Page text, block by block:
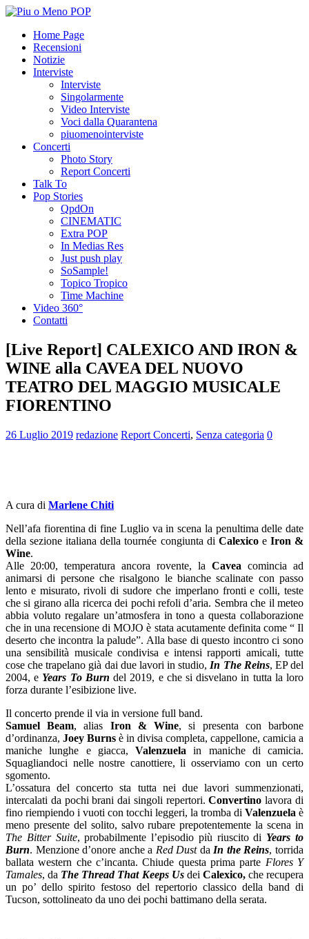
Home Page
Recensioni
Notizie
Interviste
Interviste
Singolarmente
Video Interviste
Voci dalla Quarantena
piuomenointerviste
Concerti
Photo Story
Report Concerti
Talk To
Pop Stories
QpdOn
CINEMATIC
Extra POP
In Medias Res
Just push play
SoSample!
Topico Tropico
Time Machine
Video 360°
Contatti
[Live Report] CALEXICO AND IRON &
WINE alla CAVEA DEL NUOVO
TEATRO DEL MAGGIO MUSICALE
FIORENTINO
26 Luglio 2019 redazione Report Concerti, Senza categoria 0
A cura di Marlene Chiti
Nell’afa fiorentina di fine Luglio va in scena la penultima delle date
della sezione italiana della tournée congiunta di Calexicoe Iron &
Wine.
Alle 20:00, temperatura ancora rovente, la Cavea comincia ad
animarsi di persone che risalgono le bianche scalinate con passo
lento e misurato, rivoli di sudore che imperlano fronti e colli, teste
che si girano alla ricerca dei pochi refoli d’aria. Sembra che il meteo
abbia voluto regalare un’atmosfera in tono a questa collaborazione
che in una recensione di MOJO è stata acutamente definita come “ Il
deserto che incontra la palude”. Alla base di questo incontro ci sono
una sensibilità musicale condivisa e intensi rapporti amicali, tutte
cose che trapelano già dai due lavori in studio, In The Reins, EP del
2004, e Years To Burn del 2019, e che si disvelano in tutta la loro
forza durante l’esibizione live.
Il concerto prende il via in versione full band.
Samuel Beam, alias Iron & Wine, si presenta con barbone
d’ordinanza, Joey Burns è in divisa completa, cappellone, camicia a
maniche lunghe e giacca, Valenzuela in maniche di camicia.
Squagliandoci nelle nostre canottiere, li osserviamo con un certo
sgomento.
L’ossatura del concerto sta tutta nei due lavori summenzionati,
intercalati da pochi brani dai singoli repertori.Convertino lavora di
fino riempiendo i vuoti con tocchi leggeri, la tromba di Valenzuela è
meno presente del solito, salvo rubare prepotentemente la scena in
The Bitter Suite, probabilmente l’episodio più riuscito di Years to
Burn. Menzione d’onore anche a Red Dustda In the Reins, torrida
ballata western che c’incanta. Chiude questa prima parte Flores Y
Tamales, da The Thread That Keeps Usdei Calexico,che recupera
un po’ dello spirito festoso del repertorio classico della band di
Tucson, sottolineato da uno dei pochi battimano della serata.